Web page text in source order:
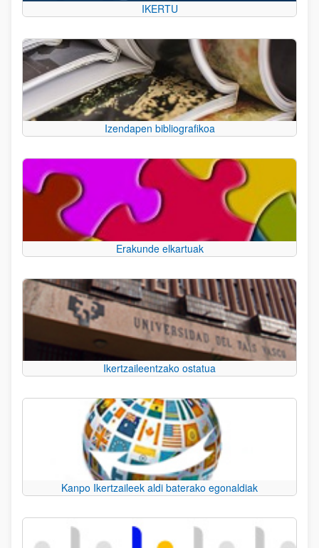
IKERTU
Izendapen bibliografikoa
Erakunde elkartuak
Ikertzaileentzako ostatua
Kanpo Ikertzaileek aldi baterako egonaldiak